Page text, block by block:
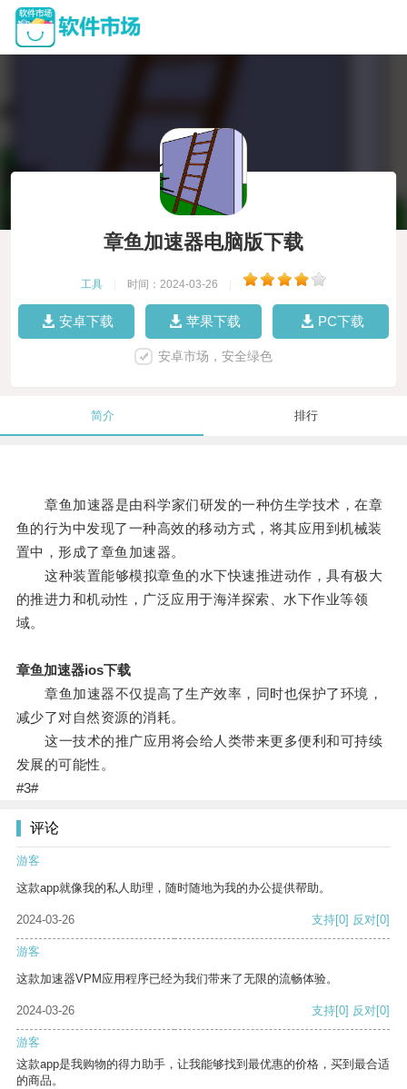
章鱼加速器电脑版下载
工具 时间：2024-03-26
安卓下载 苹果下载 PC下载
安卓市场，安全绿色
简介 排行
章鱼加速器是由科学家们研发的一种仿生学技术，在章
鱼的行为中发现了一种高效的移动方式，将其应用到机械装
置中，形成了章鱼加速器。
这种装置能够模拟章鱼的水下快速推进动作，具有极大
的推进力和机动性，广泛应用于海洋探索、水下作业等领
域。
章鱼加速器ios下载
章鱼加速器不仅提高了生产效率，同时也保护了环境，
减少了对自然资源的消耗。
这一技术的推广应用将会给人类带来更多便利和可持续
发展的可能性。
#3#
评论
游客
这款app就像我的私人助理，随时随地为我的办公提供帮助。
2024-03-26 支持[0] 反对[0]
游客
这款加速器VPM应用程序已经为我们带来了无限的流畅体验。
2024-03-26 支持[0] 反对[0]
游客
这款app是我购物的得力助手，让我能够找到最优惠的价格，买到最合适
的商品。